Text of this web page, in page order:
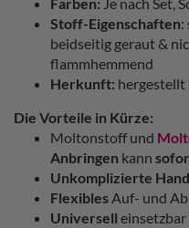
Stoff-Eigenschaften:
beidseitig geraut &
flammhemmend
Herkunft: hergestellt
Die Vorteile in Kürze:
Moltonstoff und
Anbringen kann
Unkomplizierte
FlexiblesAuf- und
Universell einsetzbar